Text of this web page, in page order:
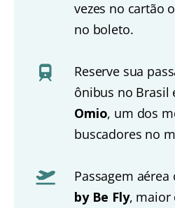
vezes no cartão
no boleto.
Reserve sua
ônibus no Brasil
Omio, um dos
buscadores no
Passagem aérea
by Be Fly, maior